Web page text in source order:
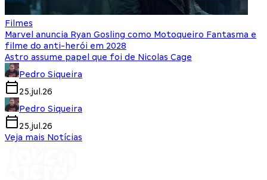
Filmes
Marvel anuncia Ryan Gosling como Motoqueiro Fantasma e
filme do anti-herói em 2028
Astro assume papel que foi de Nicolas Cage
Pedro Siqueira
25.jul.26
Pedro Siqueira
25.jul.26
Veja mais Notícias